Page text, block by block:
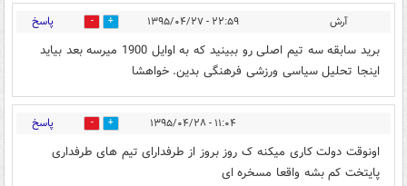
آرش ۲۲:۵۹ - ۱۳۹۵/۰۴/۲۷ 0 پاسخ
برید سابقه سه تیم اصلی رو ببینید که به اوایل 1900 میرسه بعد بیاید
اینجا تحلیل سیاسی ورزشی فرهنگی بدین. خواهشا
۱۱:۰۴ - ۱۳۹۵/۰۴/۲۸ 0 پاسخ
اونوقت دولت کاری میکنه ک روز بروز از طرفدارای تیم های طرفداری
پایتخت کم بشه واقعا مسخره ای